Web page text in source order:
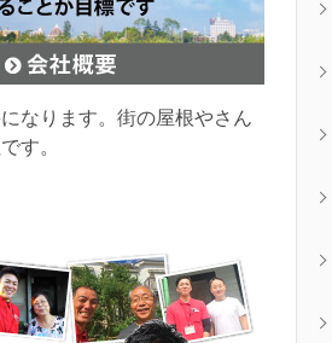
なります。街の屋根やさん
す。